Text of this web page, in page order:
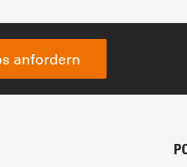
anfordern